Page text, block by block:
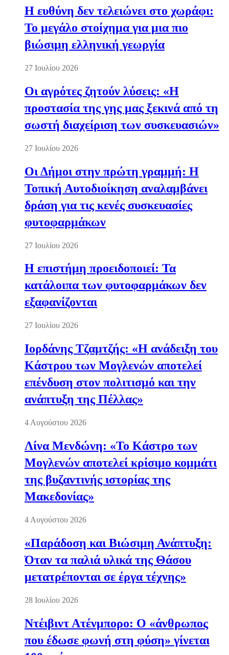
Η ευθύνη δεν τελειώνει στο χωράφι:
Το μεγάλο στοίχημα για μια πιο
βιώσιμη ελληνική γεωργία
27 Ιουλίου 2026
Οι αγρότες ζητούν λύσεις: «Η
προστασία της γης μας ξεκινά από τη
σωστή διαχείριση των συσκευασιών»
27 Ιουλίου 2026
Οι Δήμοι στην πρώτη γραμμή: Η
Τοπική Αυτοδιοίκηση αναλαμβάνει
δράση για τις κενές συσκευασίες
φυτοφαρμάκων
27 Ιουλίου 2026
Η επιστήμη προειδοποιεί: Τα
κατάλοιπα των φυτοφαρμάκων δεν
εξαφανίζονται
27 Ιουλίου 2026
Ιορδάνης Τζαμτζής: «Η ανάδειξη του
Κάστρου των Μογλενών αποτελεί
επένδυση στον πολιτισμό και την
ανάπτυξη της Πέλλας»
4 Αυγούστου 2026
Λίνα Μενδώνη: «Το Κάστρο των
Μογλενών αποτελεί κρίσιμο κομμάτι
της βυζαντινής ιστορίας της
Μακεδονίας»
4 Αυγούστου 2026
«Παράδοση και Βιώσιμη Ανάπτυξη:
Όταν τα παλιά υλικά της Θάσου
μετατρέπονται σε έργα τέχνης»
28 Ιουλίου 2026
Ντέιβιντ Ατένμπορο: Ο «άνθρωπος
που έδωσε φωνή στη φύση» γίνεται